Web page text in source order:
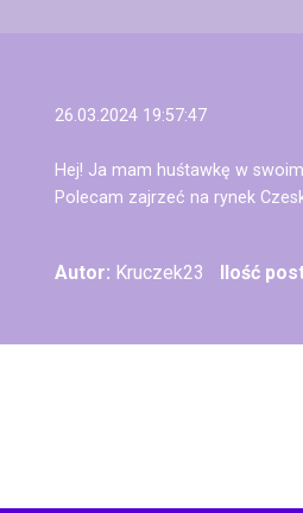
26.03.2024 19:57:47
Hej! Ja mam huśtawkę w
Polecam zajrzeć na rynek
Autor: Kruczek23 Ilość